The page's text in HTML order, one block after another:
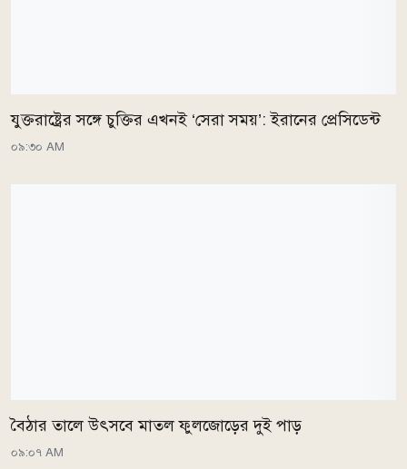
যুক্তরাষ্ট্রের সঙ্গে চুক্তির এখনই ‘সেরা সময়’: ইরানের প্রেসিডেন্ট
০৯:৩০ AM
বৈঠার তালে উৎসবে মাতল ফুলজোড়ের দুই পাড়
০৯:০৭ AM